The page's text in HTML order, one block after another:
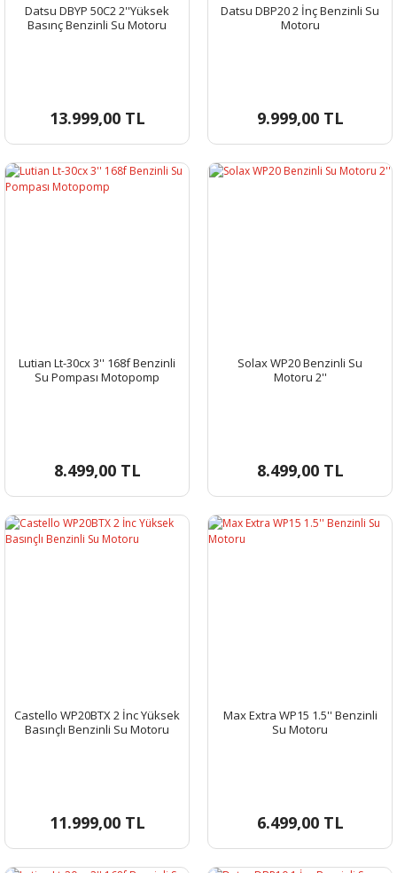
Datsu DBYP 50C2 2''Yüksek
Basınç Benzinli Su Motoru
13.999,00 TL
Datsu DBP20 2 İnç Benzinli Su
Motoru
9.999,00 TL
Lutian Lt-30cx 3'' 168f Benzinli
Su Pompası Motopomp
8.499,00 TL
Solax WP20 Benzinli Su
Motoru 2''
8.499,00 TL
Castello WP20BTX 2 İnc Yüksek
Basınçlı Benzinli Su Motoru
11.999,00 TL
Max Extra WP15 1.5'' Benzinli
Su Motoru
6.499,00 TL